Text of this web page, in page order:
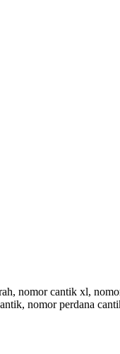
nomor cantik xl,
nomor perdana